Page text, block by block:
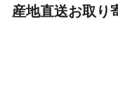
産地直送お取り